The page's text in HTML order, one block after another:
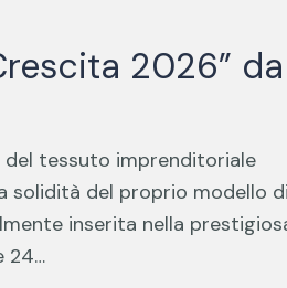
2026”
del tessuto imprenditoriale
solidità del proprio modello di
inserita nella
24…